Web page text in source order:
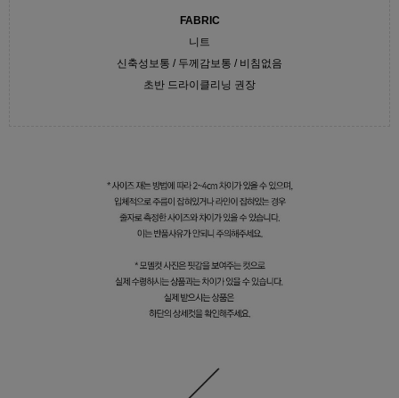
FABRIC
니트
신축성보통 / 두께감보통 / 비침없음
초반 드라이클리닝 권장